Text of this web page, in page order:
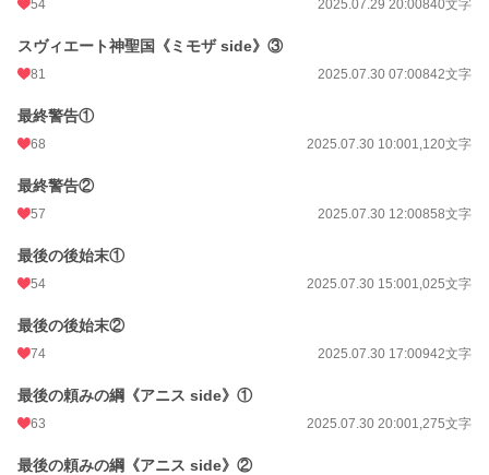
54 2025.07.29 20:00840文字
スヴィエート神聖国《ミモザ side》③
81 2025.07.30 07:00842文字
最終警告①
68 2025.07.30 10:001,120文字
最終警告②
57 2025.07.30 12:00858文字
最後の後始末①
54 2025.07.30 15:001,025文字
最後の後始末②
74 2025.07.30 17:00942文字
最後の頼みの綱《アニス side》①
63 2025.07.30 20:001,275文字
最後の頼みの綱《アニス side》②